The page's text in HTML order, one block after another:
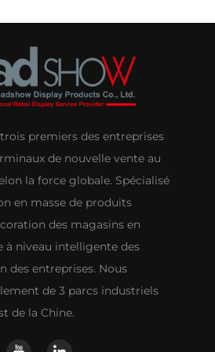
premiers des entreprises
de nouvelle vente au
la force globale. Spécialisé
en masse de produits
des magasins en
à niveau intelligente des
des entreprises. Nous
de 3 parcs industriels
de la Chine.